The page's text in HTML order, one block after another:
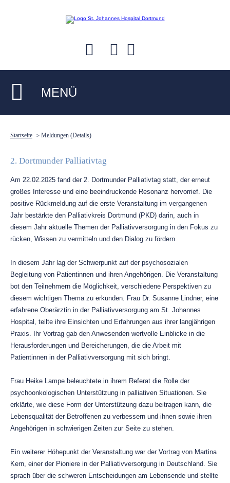
MENÜ
Startseite > Meldungen (Details)
2. Dortmunder Palliativtag
Am 22.02.2025 fand der 2. Dortmunder Palliativtag statt, der erneut
großes Interesse und eine beeindruckende Resonanz hervorrief. Die
positive Rückmeldung auf die erste Veranstaltung im vergangenen
Jahr bestärkte den Palliativkreis Dortmund (PKD) darin, auch in
diesem Jahr aktuelle Themen der Palliativversorgung in den Fokus zu
rücken, Wissen zu vermitteln und den Dialog zu fördern.
In diesem Jahr lag der Schwerpunkt auf der psychosozialen
Begleitung von Patientinnen und ihren Angehörigen. Die Veranstaltung
bot den Teilnehmern die Möglichkeit, verschiedene Perspektiven zu
diesem wichtigen Thema zu erkunden. Frau Dr. Susanne Lindner, eine
erfahrene Oberärztin in der Palliativversorgung am St. Johannes
Hospital, teilte ihre Einsichten und Erfahrungen aus ihrer langjährigen
Praxis. Ihr Vortrag gab den Anwesenden wertvolle Einblicke in die
Herausforderungen und Bereicherungen, die die Arbeit mit
Patientinnen in der Palliativversorgung mit sich bringt.
Frau Heike Lampe beleuchtete in ihrem Referat die Rolle der
psychoonkologischen Unterstützung in palliativen Situationen. Sie
erklärte, wie diese Form der Unterstützung dazu beitragen kann, die
Lebensqualität der Betroffenen zu verbessern und ihnen sowie ihren
Angehörigen in schwierigen Zeiten zur Seite zu stehen.
Ein weiterer Höhepunkt der Veranstaltung war der Vortrag von Martina
Kern, einer der Pioniere in der Palliativversorgung in Deutschland. Sie
sprach über die schweren Entscheidungen am Lebensende und stellte